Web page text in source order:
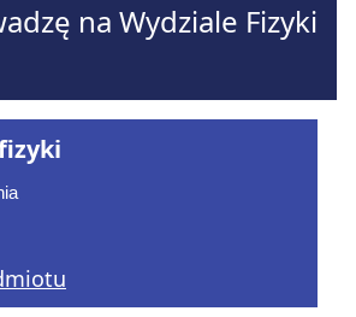
na Wydziale Fizyki